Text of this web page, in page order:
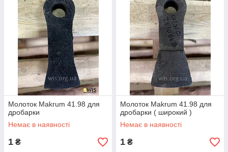
Молоток Makrum 41.98 для
дробарки
Немає в наявності
1 ₴
Молоток Makrum 41.98 для
дробарки ( широкий )
Немає в наявності
1 ₴